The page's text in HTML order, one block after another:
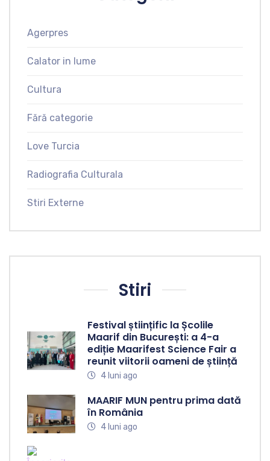
Agerpres
Calator in lume
Cultura
Fără categorie
Love Turcia
Radiografia Culturala
Stiri Externe
Stiri
Festival științific la Școlile
Maarif din București: a 4-a
ediție Maarifest Science Fair a
reunit viitorii oameni de știință
4 luni ago
MAARIF MUN pentru prima dată
în România
4 luni ago